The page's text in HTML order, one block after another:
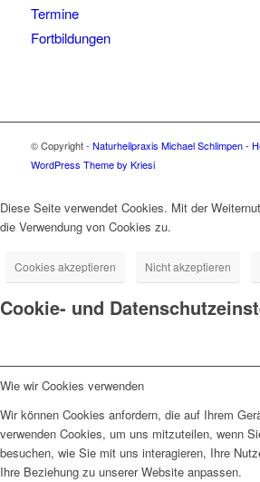
Termine
Fortbildungen
© Copyright - Naturheilpraxis Michael Schlimpen -
WordPress Theme by Kriesi
Diese Seite verwendet Cookies. Mit der
die Verwendung von Cookies zu.
Cookies akzeptieren Nicht akzeptieren
Cookie- und
Wie wir Cookies verwenden
Wir können Cookies anfordern, die auf Ihrem
verwenden Cookies, um uns mitzuteilen, wenn
besuchen, wie Sie mit uns interagieren, Ihre
Ihre Beziehung zu unserer Website anpassen.